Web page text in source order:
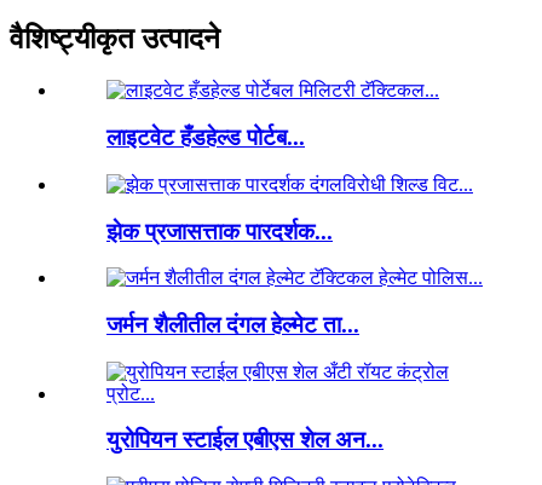
वैशिष्ट्यीकृत उत्पादने
लाइटवेट हँडहेल्ड पोर्टब...
झेक प्रजासत्ताक पारदर्शक...
जर्मन शैलीतील दंगल हेल्मेट ता...
युरोपियन स्टाईल एबीएस शेल अन...